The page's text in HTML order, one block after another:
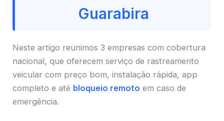
Guarabira
Neste artigo reunimos 3 empresas com cobertura
nacional, que oferecem serviço de rastreamento
veicular com preço bom, instalação rápida, app
completo e até bloqueio remoto em caso de
emergência.